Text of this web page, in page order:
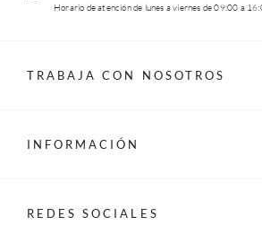
Horario de atención de lunes a viernes de 09:00 a
TRABAJA CON NOSOTROS
INFORMACIÓN
REDES SOCIALES